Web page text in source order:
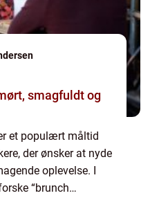
smagfuldt og
et populært måltid
der ønsker at nyde
oplevelse. I
“brunch